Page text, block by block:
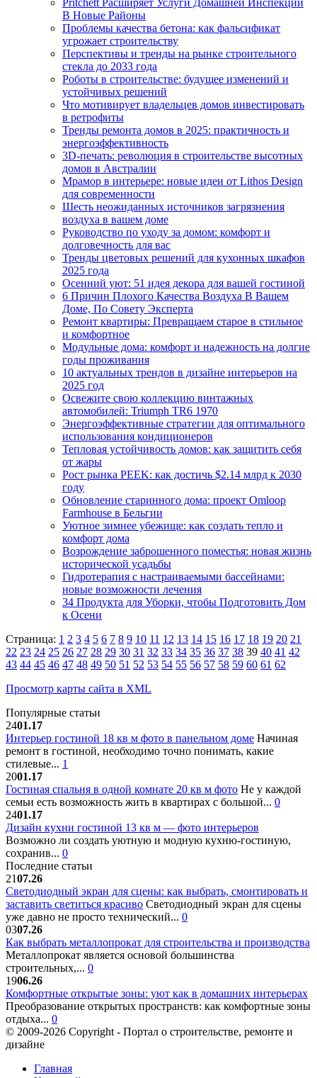
В Новые Районы
Проблемы качества бетона: как фальсификат
угрожает строительству
Перспективы и тренды на рынке строительного
стекла до 2033 года
Роботы в строительстве: будущее изменений и
устойчивых решений
Что мотивирует владельцев домов инвестировать
в ретрофиты
Тренды ремонта домов в 2025: практичность и
энергоэффективность
3D-печать: революция в строительстве высотных
домов в Австралии
Мрамор в интерьере: новые идеи от Lithos Design
для современности
Шесть неожиданных источников загрязнения
воздуха в вашем доме
Руководство по уходу за домом: комфорт и
долговечность для вас
Тренды цветовых решений для кухонных шкафов
2025 года
Осенний уют: 51 идея декора для вашей гостиной
6 Причин Плохого Качества Воздуха В Вашем
Доме, По Совету Эксперта
Ремонт квартиры: Превращаем старое в стильное
и комфортное
Модульные дома: комфорт и надежность на долгие
годы проживания
10 актуальных трендов в дизайне интерьеров на
2025 год
Освежите свою коллекцию винтажных
автомобилей: Triumph TR6 1970
Энергоэффективные стратегии для оптимального
использования кондиционеров
Тепловая устойчивость домов: как защитить себя
от жары
Рост рынка PEEK: как достичь $2.14 млрд к 2030
году
Обновление старинного дома: проект Omloop
Farmhouse в Бельгии
Уютное зимнее убежище: как создать тепло и
комфорт дома
Возрождение заброшенного поместья: новая жизнь
исторической усадьбы
Гидротерапия с настраиваемыми бассейнами:
новые возможности лечения
34 Продукта для Уборки, чтобы Подготовить Дом
к Осени
Страница: 1 2 3 4 5 6 7 8 9 10 11 12 13 14 15 16 17 18 19 20 21
22 23 24 25 26 27 28 29 30 31 32 33 34 35 36 37 38 39 40 41 42
43 44 45 46 47 48 49 50 51 52 53 54 55 56 57 58 59 60 61 62
Просмотр карты сайта в XML
Популярные статьи
2401.17
Интерьер гостиной 18 кв м фото в панельном доме Начиная
ремонт в гостиной, необходимо точно понимать, какие
стилевые... 1
2001.17
Гостиная спальня в одной комнате 20 кв м фото Не у каждой
семьи есть возможность жить в квартирах с большой... 0
2401.17
Дизайн кухни гостиной 13 кв м — фото интерьеров
Возможно ли создать уютную и модную кухню-гостиную,
сохранив... 0
Последние статьи
2107.26
Светодиодный экран для сцены: как выбрать, смонтировать и
заставить светиться красиво Светодиодный экран для сцены
уже давно не просто технический... 0
0307.26
Как выбрать металлопрокат для строительства и производства
Металлопрокат является основой большинства
строительных,... 0
1906.26
Комфортные открытые зоны: уют как в домашних интерьерах
Преобразование открытых пространств: как комфортные зоны
отдыха... 0
© 2009-2026 Copyright - Портал о строительстве, ремонте и
дизайне
Главная